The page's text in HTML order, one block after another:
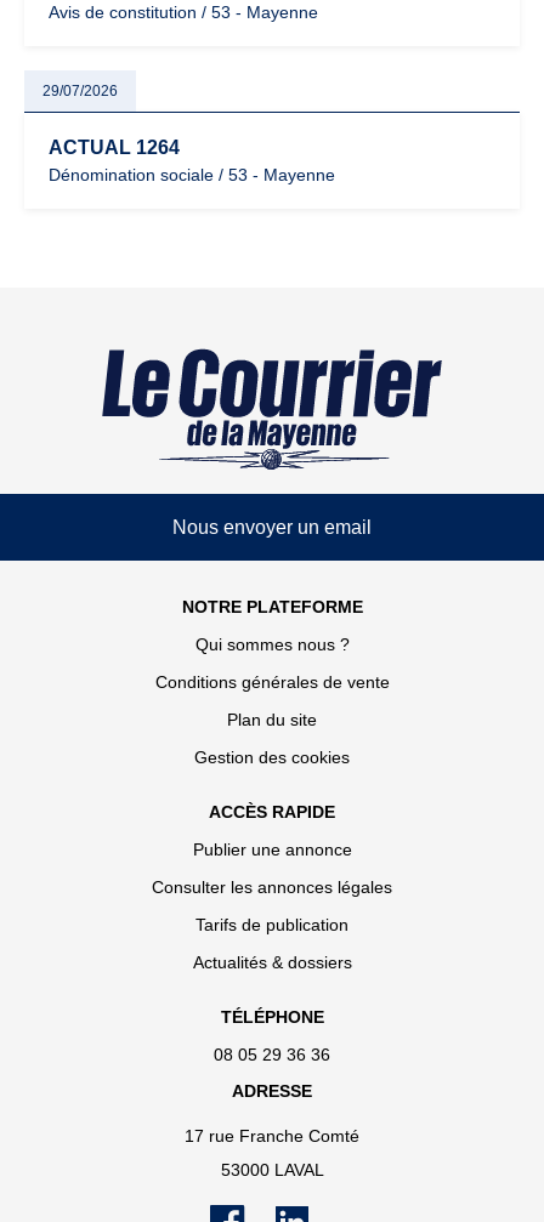
Avis de constitution / 53 - Mayenne
29/07/2026
ACTUAL 1264
Dénomination sociale / 53 - Mayenne
Nous envoyer un email
NOTRE PLATEFORME
Qui sommes nous ?
Conditions générales de vente
Plan du site
Gestion des cookies
ACCÈS RAPIDE
Publier une annonce
Consulter les annonces légales
Tarifs de publication
Actualités & dossiers
TÉLÉPHONE
08 05 29 36 36
ADRESSE
17 rue Franche Comté
53000 LAVAL